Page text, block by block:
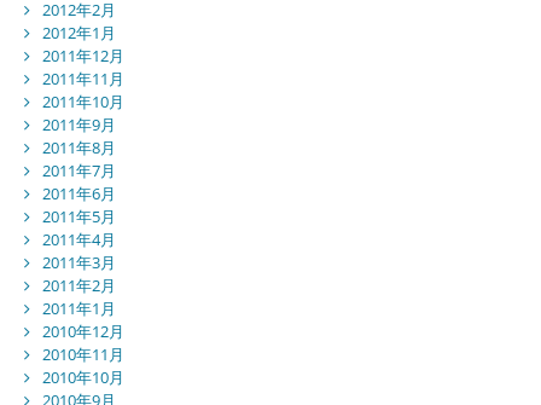
2012年2月
2012年1月
2011年12月
2011年11月
2011年10月
2011年9月
2011年8月
2011年7月
2011年6月
2011年5月
2011年4月
2011年3月
2011年2月
2011年1月
2010年12月
2010年11月
2010年10月
2010年9月